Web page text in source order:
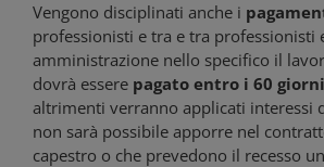
Vengono disciplinati anche i
professionisti e tra e tra professionisti
amministrazione nello specifico il
dovrà essere pagato entro i 60
altrimenti verranno applicati interessi
non sarà possibile apporre nel
capestro o che prevedono il recesso